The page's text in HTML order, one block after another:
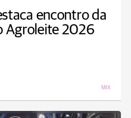
encontro da
Agroleite 2026
MIX